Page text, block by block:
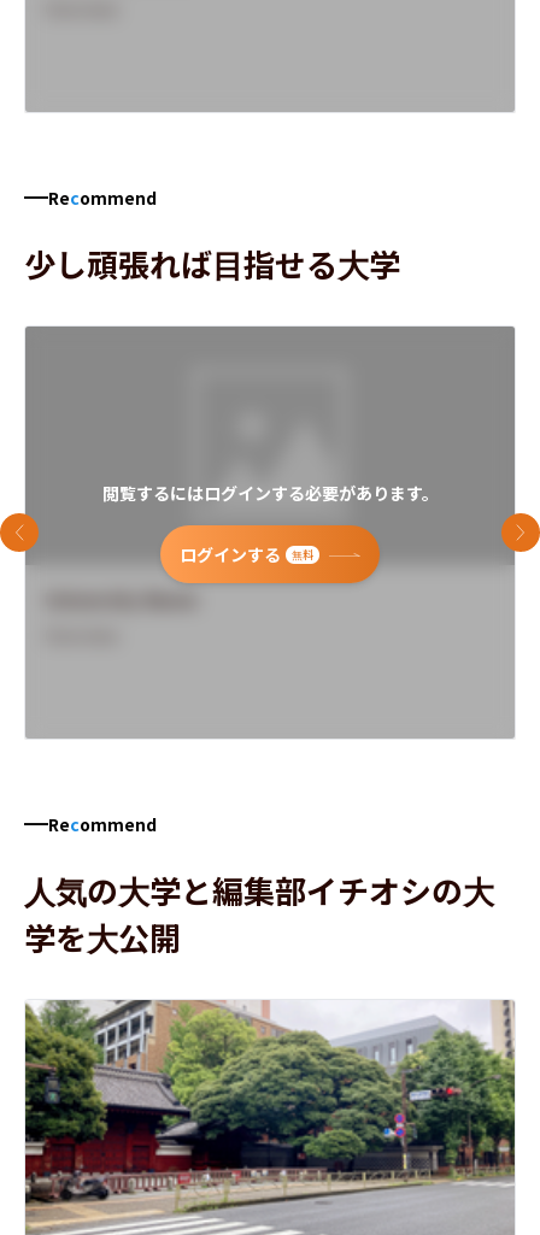
Recommend
少し頑張れば目指せる大学
閲覧するにはログインする必要があります。
ログインする 無料
前のスライド 次
Recommend
人気の大学と編集部イチオシの大
学を大公開